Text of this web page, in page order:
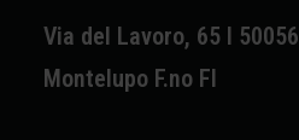
Via del Lavoro, 65 I 50056
Montelupo F.no FI